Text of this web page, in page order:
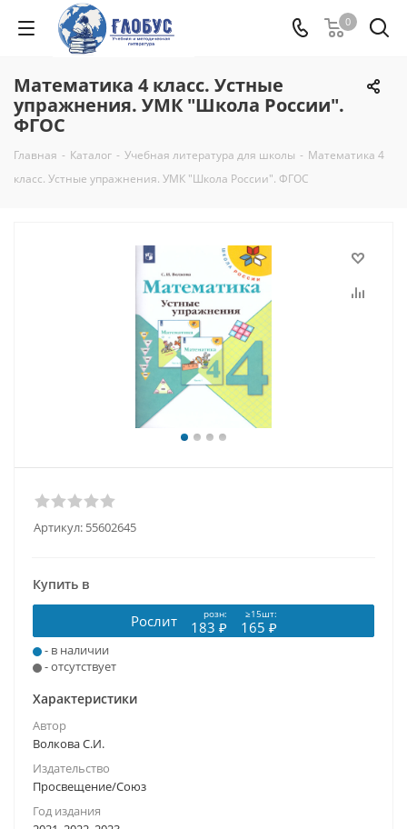
0
Математика 4 класс. Устные
упражнения. УМК "Школа России".
ФГОС
Главная - Каталог - Учебная литература для школы - Математика 4
класс. Устные упражнения. УМК "Школа России". ФГОС
Артикул: 55602645
Купить в
Рослит розн: ≥15шт:
183 ₽ 165 ₽
- в наличии
- отсутствует
Характеристики
Автор
Волкова С.И.
Издательство
Просвещение/Союз
Год издания